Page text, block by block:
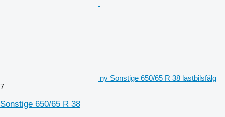
ny Sonstige 650/65 R 38 lastbilsfälg
7
Sonstige 650/65 R 38